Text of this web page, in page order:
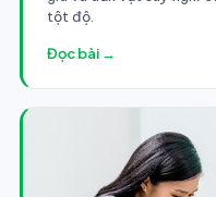
tột độ.
Đọc bài →